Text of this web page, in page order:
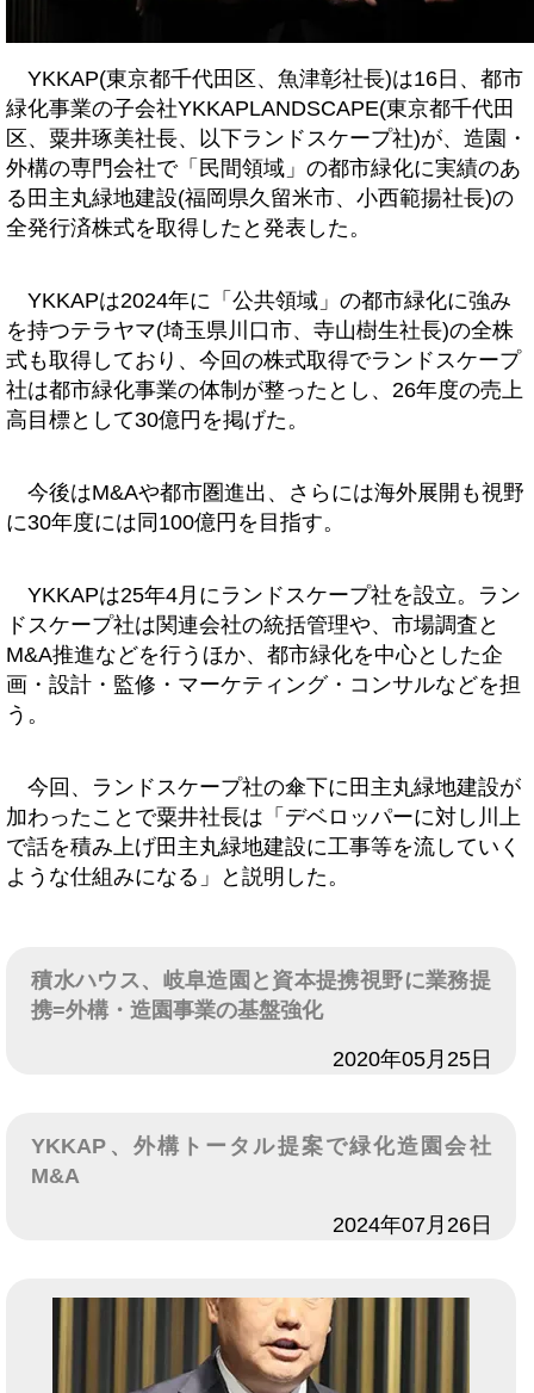
YKKAP(東京都千代田区、魚津彰社長)は16日、都市
緑化事業の子会社YKKAPLANDSCAPE(東京都千代田
区、粟井琢美社長、以下ランドスケープ社)が、造園・
外構の専門会社で「民間領域」の都市緑化に実績のあ
る田主丸緑地建設(福岡県久留米市、小西範揚社長)の
全発行済株式を取得したと発表した。
YKKAPは2024年に「公共領域」の都市緑化に強み
を持つテラヤマ(埼玉県川口市、寺山樹生社長)の全株
式も取得しており、今回の株式取得でランドスケープ
社は都市緑化事業の体制が整ったとし、26年度の売上
高目標として30億円を掲げた。
今後はM&Aや都市圏進出、さらには海外展開も視野
に30年度には同100億円を目指す。
YKKAPは25年4月にランドスケープ社を設立。ラン
ドスケープ社は関連会社の統括管理や、市場調査と
M&A推進などを行うほか、都市緑化を中心とした企
画・設計・監修・マーケティング・コンサルなどを担
う。
今回、ランドスケープ社の傘下に田主丸緑地建設が
加わったことで粟井社長は「デベロッパーに対し川上
で話を積み上げ田主丸緑地建設に工事等を流していく
ような仕組みになる」と説明した。
積水ハウス、岐阜造園と資本提携視野に業務提
携=外構・造園事業の基盤強化
2020年05月25日
YKKAP、外構トータル提案で緑化造園会社
M&A
2024年07月26日